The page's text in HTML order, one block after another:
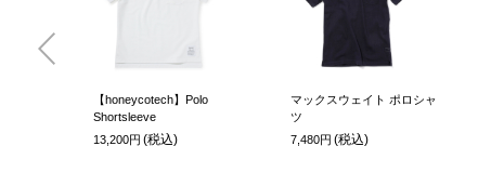
【honeycotech】Polo
Shortsleeve
13,200円 (税込)
マックスウェイト ポロシャ
ツ
7,480円 (税込)